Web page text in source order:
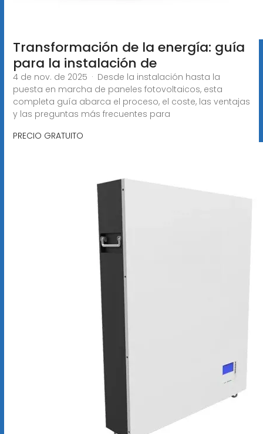
Transformación de la energía: guía
para la instalación de
4 de nov. de 2025 · Desde la instalación hasta la
puesta en marcha de paneles fotovoltaicos, esta
completa guía abarca el proceso, el coste, las ventajas
y las preguntas más frecuentes para
PRECIO GRATUITO